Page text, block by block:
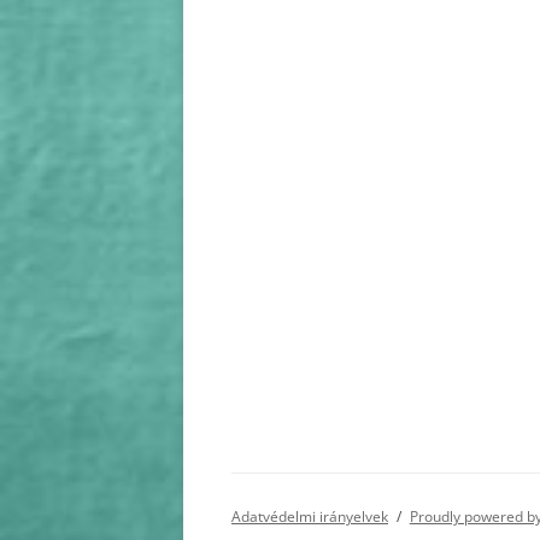
Adatvédelmi irányelvek Proudly powered